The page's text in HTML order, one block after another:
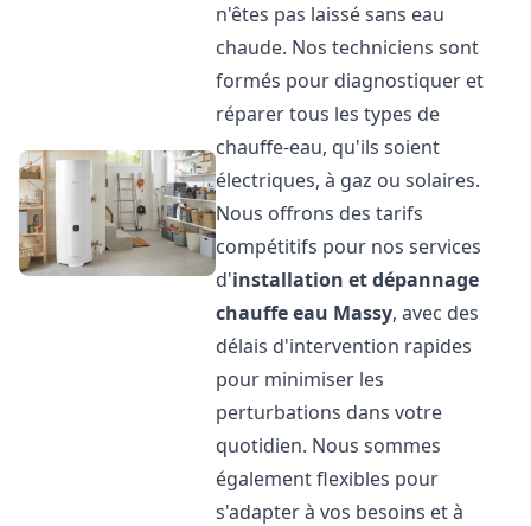
n'êtes pas laissé sans eau
chaude. Nos techniciens sont
formés pour diagnostiquer et
réparer tous les types de
chauffe-eau, qu'ils soient
électriques, à gaz ou solaires.
Nous offrons des tarifs
compétitifs pour nos services
d'installation et dépannage
chauffe eau Massy, avec des
délais d'intervention rapides
pour minimiser les
perturbations dans votre
quotidien. Nous sommes
également flexibles pour
s'adapter à vos besoins et à